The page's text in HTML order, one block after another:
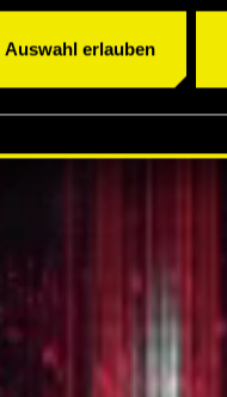
Auswahl erlauben